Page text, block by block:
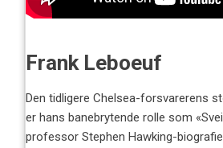
Frank Leboeuf
Den tidligere Chelsea-forsvarerens
er hans banebrytende rolle som
professor Stephen Hawking-